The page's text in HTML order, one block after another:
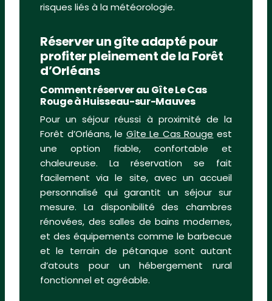
risques liés à la météorologie.
Réserver un gîte adapté pour
profiter pleinement de la Forêt
d’Orléans
Comment réserver au Gîte Le Cas
Rouge à Huisseau-sur-Mauves
Pour un séjour réussi à proximité de la
Forêt d’Orléans, le Gîte Le Cas Rouge est
une option fiable, confortable et
chaleureuse. La réservation se fait
facilement via le site, avec un accueil
personnalisé qui garantit un séjour sur
mesure. La disponibilité des chambres
rénovées, des salles de bains modernes,
et des équipements comme le barbecue
et le terrain de pétanque sont autant
d’atouts pour un hébergement rural
fonctionnel et agréable.